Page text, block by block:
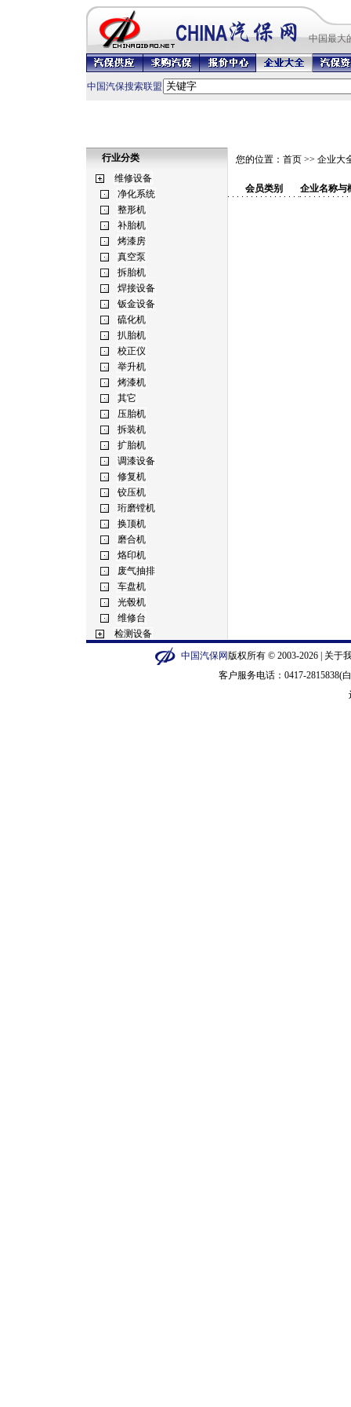
中国最大
中国汽保搜索联盟
行业分类 您的位置： 首页 >> 企业大
会员类别 企业名称与
中国汽保网版权所有 © 2003-2026 | 关于
客户服务电话：0417-